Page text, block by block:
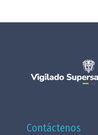
Contáctenos